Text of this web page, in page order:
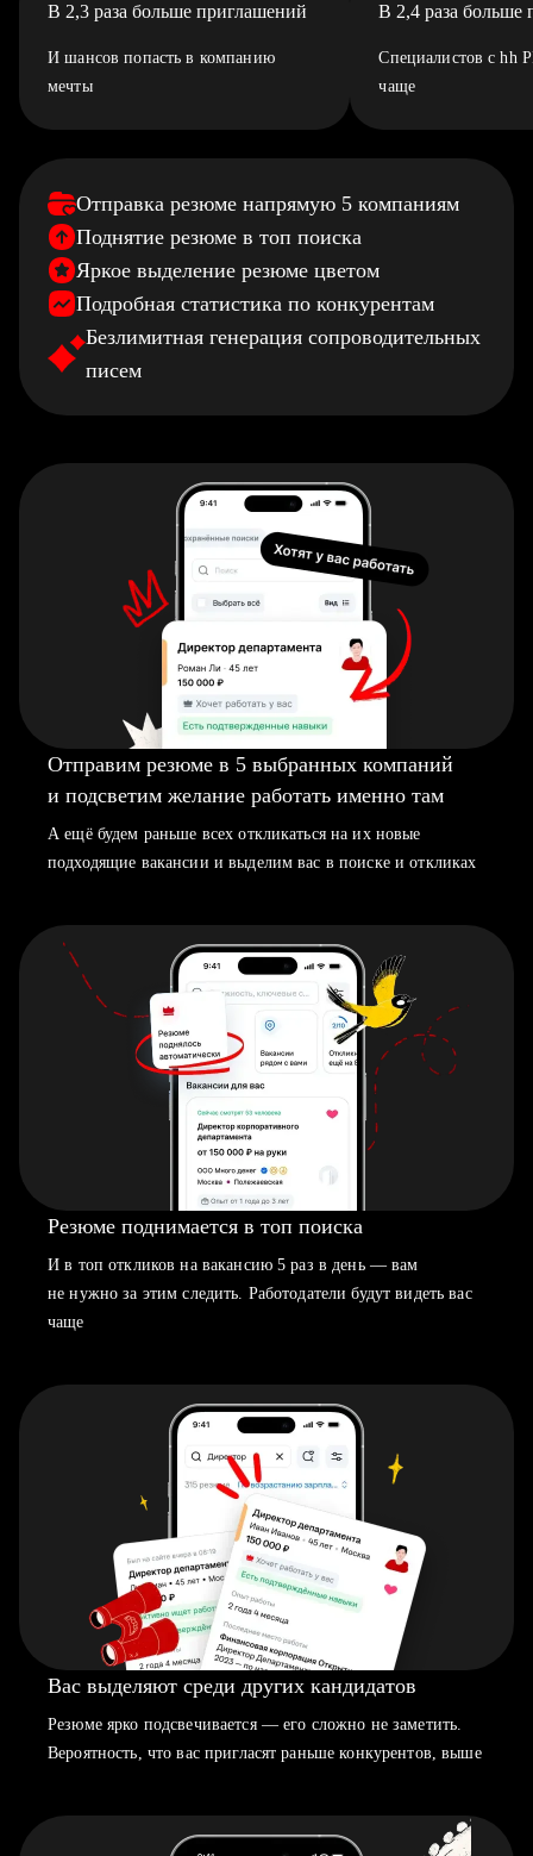
В 2,3 раза больше приглашений
И шансов попасть в компанию
мечты
В 2,4 раза больше
Специалистов с hh
чаще
Отправка резюме напрямую 5 компаниям
Поднятие резюме в топ поиска
Яркое выделение резюме цветом
Подробная статистика по конкурентам
Безлимитная генерация сопроводительных
писем
Отправим резюме в 5 выбранных компаний
и подсветим желание работать именно там
А ещё будем раньше всех откликаться на их новые
подходящие вакансии и выделим вас в поиске и откликах
Резюме поднимается в топ поиска
И в топ откликов на вакансию 5 раз в день — вам
не нужно за этим следить. Работодатели будут видеть вас
чаще
Вас выделяют среди других кандидатов
Резюме ярко подсвечивается — его сложно не заметить.
Вероятность, что вас пригласят раньше конкурентов, выше